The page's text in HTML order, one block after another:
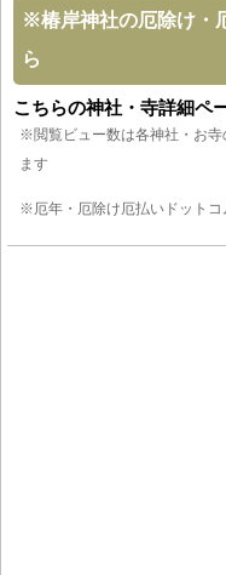
※椿岸神社の厄除け・
ら
こちらの神社・寺詳細ペ
※閲覧ビュー数は各神社・お
ます
※厄年・厄除け厄払いドット